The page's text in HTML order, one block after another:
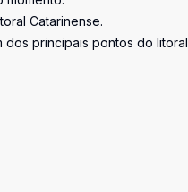
Catarinense.
dos principais pontos do litoral